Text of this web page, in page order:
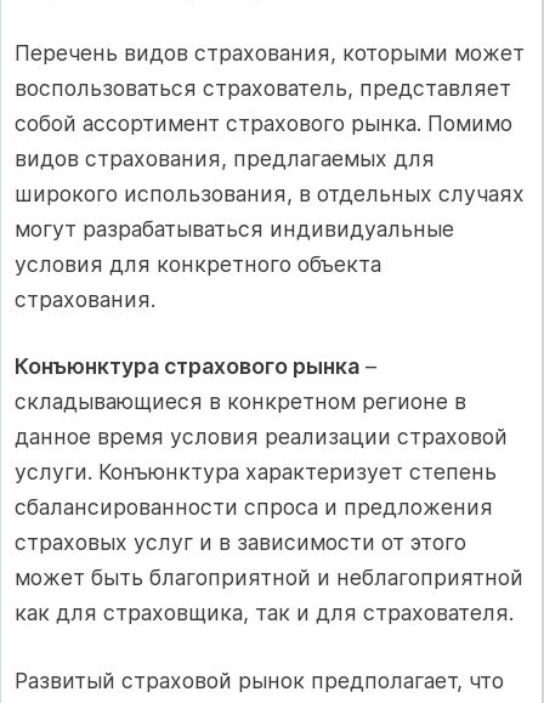
Перечень видов страхования, которыми может
воспользоваться страхователь, представляет
собой ассортимент страхового рынка. Помимо
видов страхования, предлагаемых для
широкого использования, в отдельных случаях
могут разрабатываться индивидуальные
условия для конкретного объекта
страхования.
Конъюнктура страхового рынка –
складывающиеся в конкретном регионе в
данное время условия реализации страховой
услуги. Конъюнктура характеризует степень
сбалансированности спроса и предложения
страховых услуг и в зависимости от этого
может быть благоприятной и неблагоприятной
как для страховщика, так и для страхователя.
Развитый страховой рынок предполагает, что